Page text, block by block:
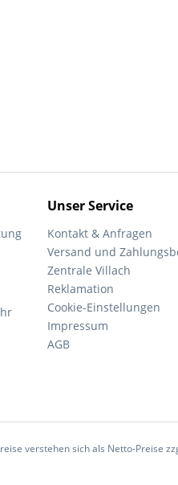
Unser Service
Kontakt & Anfragen
Versand und
Zentrale Villach
Reklamation
Cookie-Einstellungen
Impressum
AGB
verstehen sich als Netto-Preise